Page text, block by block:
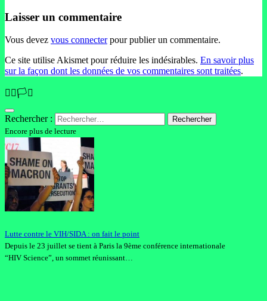
Laisser un commentaire
Vous devez vous connecterpour publier un commentaire.
Ce site utilise Akismet pour réduire les indésirables. En savoir plus
sur la façon dont les données de vos commentaires sont traitées.
🏳️‍🌈🏳️‍⚧️
Rechercher :
Encore plus de lecture
Lutte contre le VIH/SIDA : on fait le point
Depuis le 23 juillet se tient à Paris la 9ème conférence internationale
“HIV Science”, un sommet réunissant…